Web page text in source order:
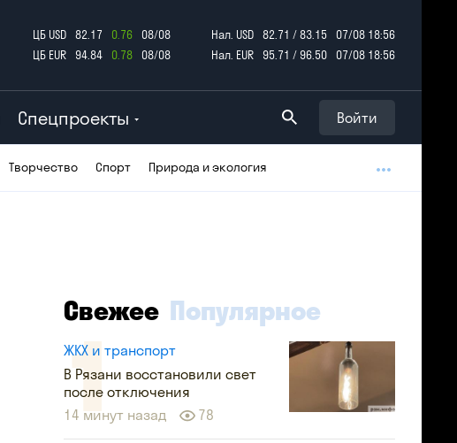
ЦБ USD 82.17 0.76
08/08
ЦБ EUR
94.84 0.78 08/08
Нал. USD 82.71 / 83.15
07/08 18:56
Нал. EUR
95.71 / 96.50 07/08 18:56
Спецпроекты Войти
Творчество Спорт Природа и экология
Свежее Популярное
ЖКХ и транспорт
В Рязани восстановили свет
после отключения
14 минут назад
78